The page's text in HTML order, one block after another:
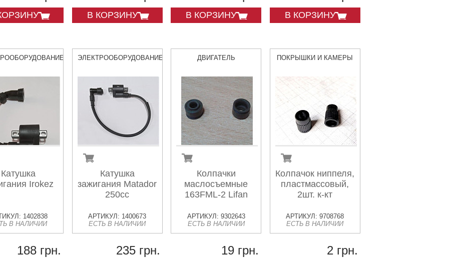
В КОРЗИНУ В КОРЗИНУ В КОРЗИНУ
Катушка
Irokez
1402838
В НАЛИЧИИ
188 грн.
ЭЛЕКТРООБОРУДОВАНИЕ
Катушка
зажигания Matador
250cc
АРТИКУЛ: 1400673
ЕСТЬ В НАЛИЧИИ
235 грн.
ДВИГАТЕЛЬ
Колпачки
маслосъемные
163FML-2 Lifan
АРТИКУЛ: 9302643
ЕСТЬ В НАЛИЧИИ
19 грн.
ПОКРЫШКИ И КАМЕРЫ
Колпачок ниппеля,
пластмассовый,
2шт. к-кт
АРТИКУЛ: 9708768
ЕСТЬ В НАЛИЧИИ
2 грн.